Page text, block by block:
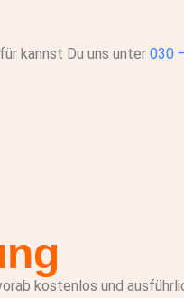
kannst Du uns unter 030
kostenlos und